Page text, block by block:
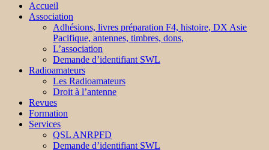
Accueil
Association
Adhésions, livres préparation F4, histoire, DX Asie
Pacifique, antennes, timbres, dons,
L’association
Demande d’identifiant SWL
Radioamateurs
Les Radioamateurs
Droit à l’antenne
Revues
Formation
Services
QSL ANRPFD
Demande d’identifiant SWL